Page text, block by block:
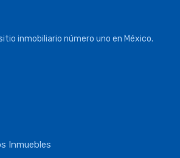
inmobiliario número uno en México.
Inmuebles